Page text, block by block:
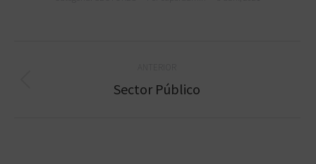
Proyecto
Sector Público